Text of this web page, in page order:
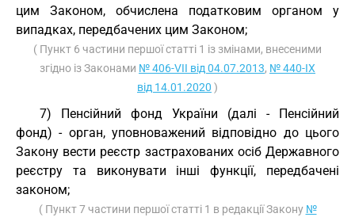
цим Законом, обчислена податковим органом у
випадках, передбачених цим Законом;
( Пункт 6 частини першої статті 1 із змінами, внесеними
згідно із Законами № 406-VII від 04.07.2013, № 440-IX
від 14.01.2020 )
7) Пенсійний фонд України (далі - Пенсійний
фонд) - орган, уповноважений відповідно до цього
Закону вести реєстр застрахованих осіб Державного
реєстру та виконувати інші функції, передбачені
законом;
( Пункт 7 частини першої статті 1 в редакції Закону №